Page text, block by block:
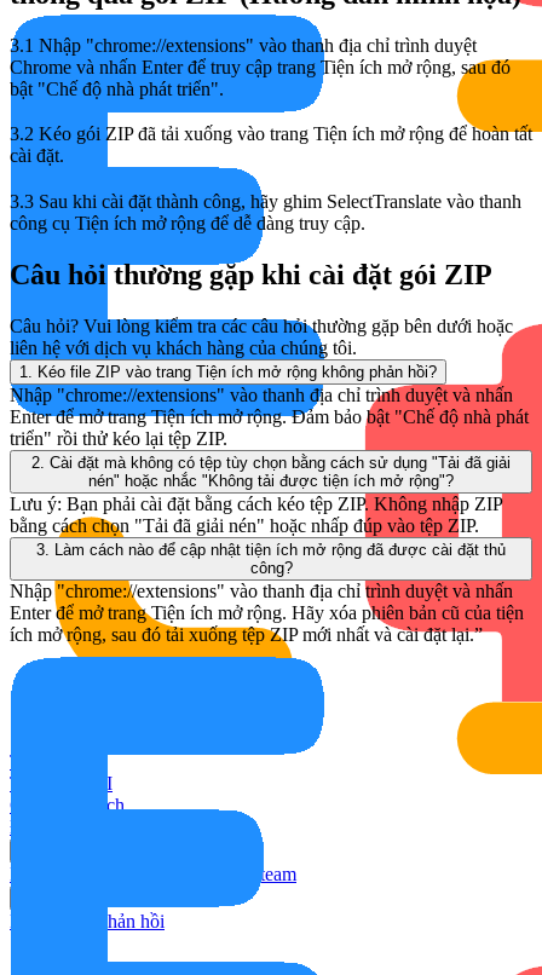
Trang chủ
Trình dịch AI
Cài đặt tiện ích
Định giá
Dịch video Dịch Steam
Hướng dẫn Phản hồi
3.1 Nhập "chrome://extensions" vào thanh địa chỉ trình duyệt
Chrome và nhấn Enter để truy cập trang Tiện ích mở rộng, sau đó
bật "Chế độ nhà phát triển".
3.2 Kéo gói ZIP đã tải xuống vào trang Tiện ích mở rộng để hoàn tất
cài đặt.
3.3 Sau khi cài đặt thành công, hãy ghim SelectTranslate vào thanh
công cụ Tiện ích mở rộng để dễ dàng truy cập.
Câu hỏi thường gặp khi cài đặt gói ZIP
Câu hỏi? Vui lòng kiểm tra các câu hỏi thường gặp bên dưới hoặc
liên hệ với dịch vụ khách hàng của chúng tôi.
1. Kéo file ZIP vào trang Tiện ích mở rộng không phản hồi?
Nhập "chrome://extensions" vào thanh địa chỉ trình duyệt và nhấn
Enter để mở trang Tiện ích mở rộng. Đảm bảo bật "Chế độ nhà phát
triển" rồi thử kéo lại tệp ZIP.
2. Cài đặt mà không có tệp tùy chọn bằng cách sử dụng "Tải đã giải
nén" hoặc nhắc "Không tải được tiện ích mở rộng"?
Lưu ý: Bạn phải cài đặt bằng cách kéo tệp ZIP. Không nhập ZIP
bằng cách chọn "Tải đã giải nén" hoặc nhấp đúp vào tệp ZIP.
3. Làm cách nào để cập nhật tiện ích mở rộng đã được cài đặt thủ
công?
Nhập "chrome://extensions" vào thanh địa chỉ trình duyệt và nhấn
Enter để mở trang Tiện ích mở rộng. Hãy xóa phiên bản cũ của tiện
ích mở rộng, sau đó tải xuống tệp ZIP mới nhất và cài đặt lại.”